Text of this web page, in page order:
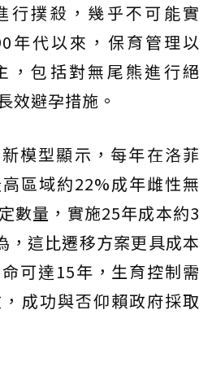
行撲殺，幾乎不可能實
年代以來，保育管理以
，包括對無尾熊進行絕
效避孕措施。
模型顯示，每年在洛菲
區域約22%成年雌性無
數量，實施25年成本約3
，這比遷移方案更具成本
可達15年，生育控制需
成功與否仰賴政府採取